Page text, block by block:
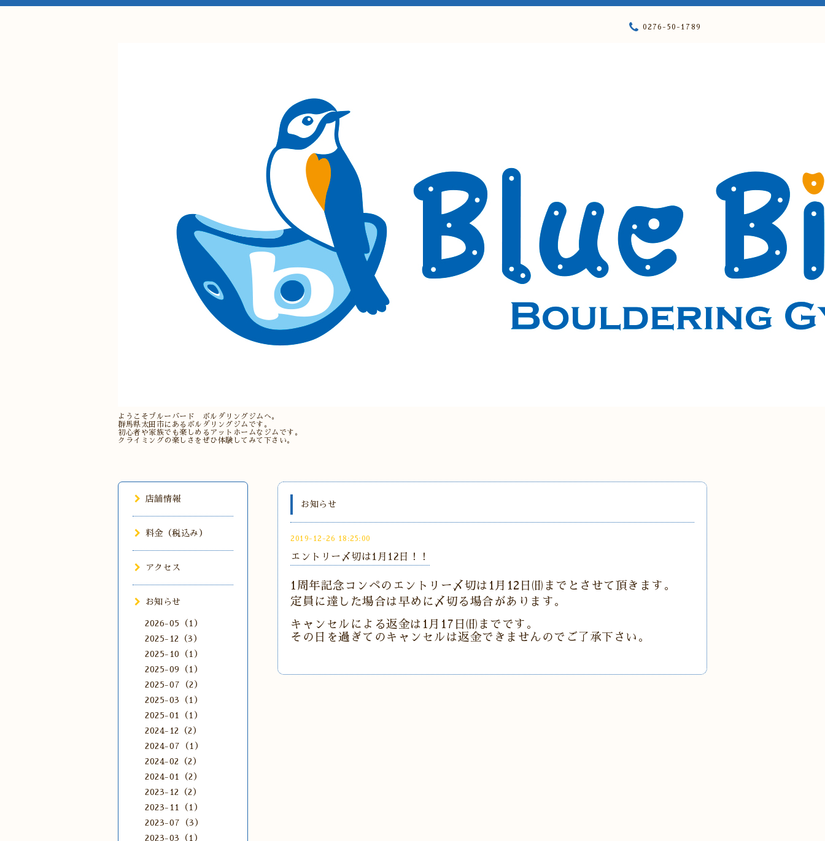
ようこそブルーバード ボルダリングジムへ。
群馬県太田市にあるボルダリングジムです。
初心者や家族でも楽しめるアットホームなジムです。
クライミングの楽しさをぜひ体験してみて下さい。
0276-50-1789
お知らせ
2019-12-26 18:25:00
エントリー〆切は1月12日！！
1周年記念コンペのエントリー〆切は1月12日㈰までとさせて頂きます。
定員に達した場合は早めに〆切る場合があります。
キャンセルによる返金は1月17日㈰までです。
その日を過ぎてのキャンセルは返金できませんのでご了承下さい。
店舗情報
料金（税込み）
アクセス
お知らせ
2026-05（1）
2025-12（3）
2025-10（1）
2025-09（1）
2025-07（2）
2025-03（1）
2025-01（1）
2024-12（2）
2024-07（1）
2024-02（2）
2024-01（2）
2023-12（2）
2023-11（1）
2023-07（3）
2023-03（1）